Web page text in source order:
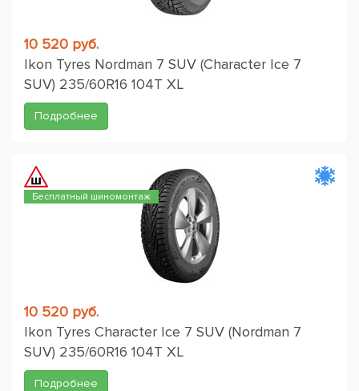
10 520 руб.
Ikon Tyres Nordman 7 SUV (Character Ice 7
SUV) 235/60R16 104T XL
Подробнее
Бесплатный шиномонтаж
10 520 руб.
Ikon Tyres Character Ice 7 SUV (Nordman 7
SUV) 235/60R16 104T XL
Подробнее